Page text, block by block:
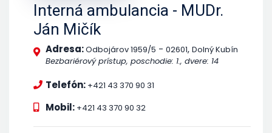
Interná ambulancia - MUDr.
Ján Mičík
Adresa:Odbojárov 1959/5 - 02601, Dolný Kubín
Bezbariérový prístup, poschodie: 1., dvere: 14
Telefón: +421 43 370 90 31
Mobil: +421 43 370 90 32